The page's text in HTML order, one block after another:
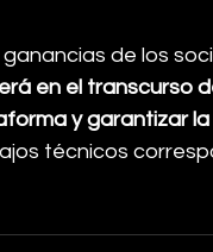
de los
en el transcurso
y garantizar
técnicos